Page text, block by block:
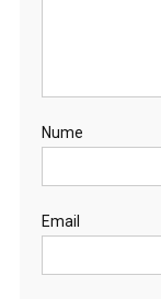
Nume
Email